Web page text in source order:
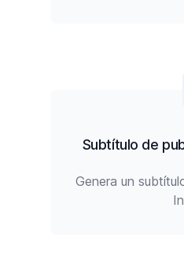
Subtítulo de
Genera un